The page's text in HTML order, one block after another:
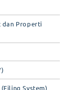
dan Properti
System)